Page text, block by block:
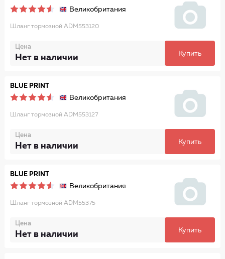
Великобритания
Шланг тормозной ADM553120
Цена
Нет в наличии Купить
BLUE PRINT
Великобритания
Шланг тормозной ADM553127
Цена
Нет в наличии Купить
BLUE PRINT
Великобритания
Шланг тормозной ADM55375
Цена
Нет в наличии Купить